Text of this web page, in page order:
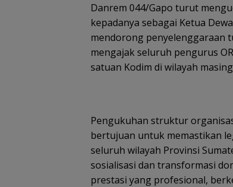
Danrem 044/Gapo turut
kepadanya sebagai Ketua
mendorong penyelenggaraan
mengajak seluruh pengurus
satuan Kodim di wilayah
Pengukuhan struktur
bertujuan untuk memastikan
seluruh wilayah Provinsi
sosialisasi dan transformasi
prestasi yang profesional,